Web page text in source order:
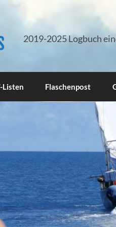
2019-2025 Logbuch
Listen Flaschenpost